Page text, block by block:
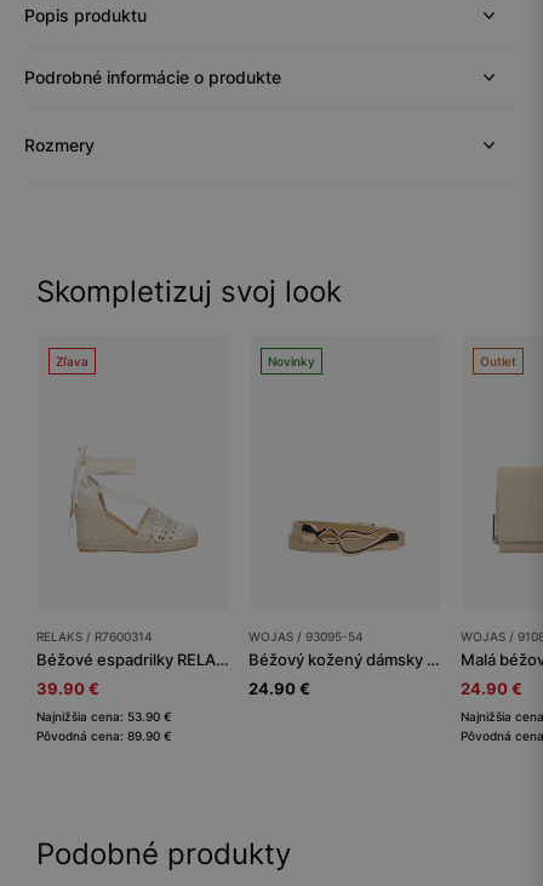
Popis produktu
Podrobné informácie o produkte
Rozmery
Skompletizuj svoj look
Zľava
RELAKS / R7600314
Béžové espadrilky RELAKS v boho štýle
39.90 €
Najnižšia cena: 53.90 €
Pôvodná cena: 89.90 €
Novinky
WOJAS / 93095-54
Béžový kožený dámsky opasok so zlatou prackou
24.90 €
Outlet
WOJAS /
24.90 €
Najnižšia
Pôvodná
Podobné produkty